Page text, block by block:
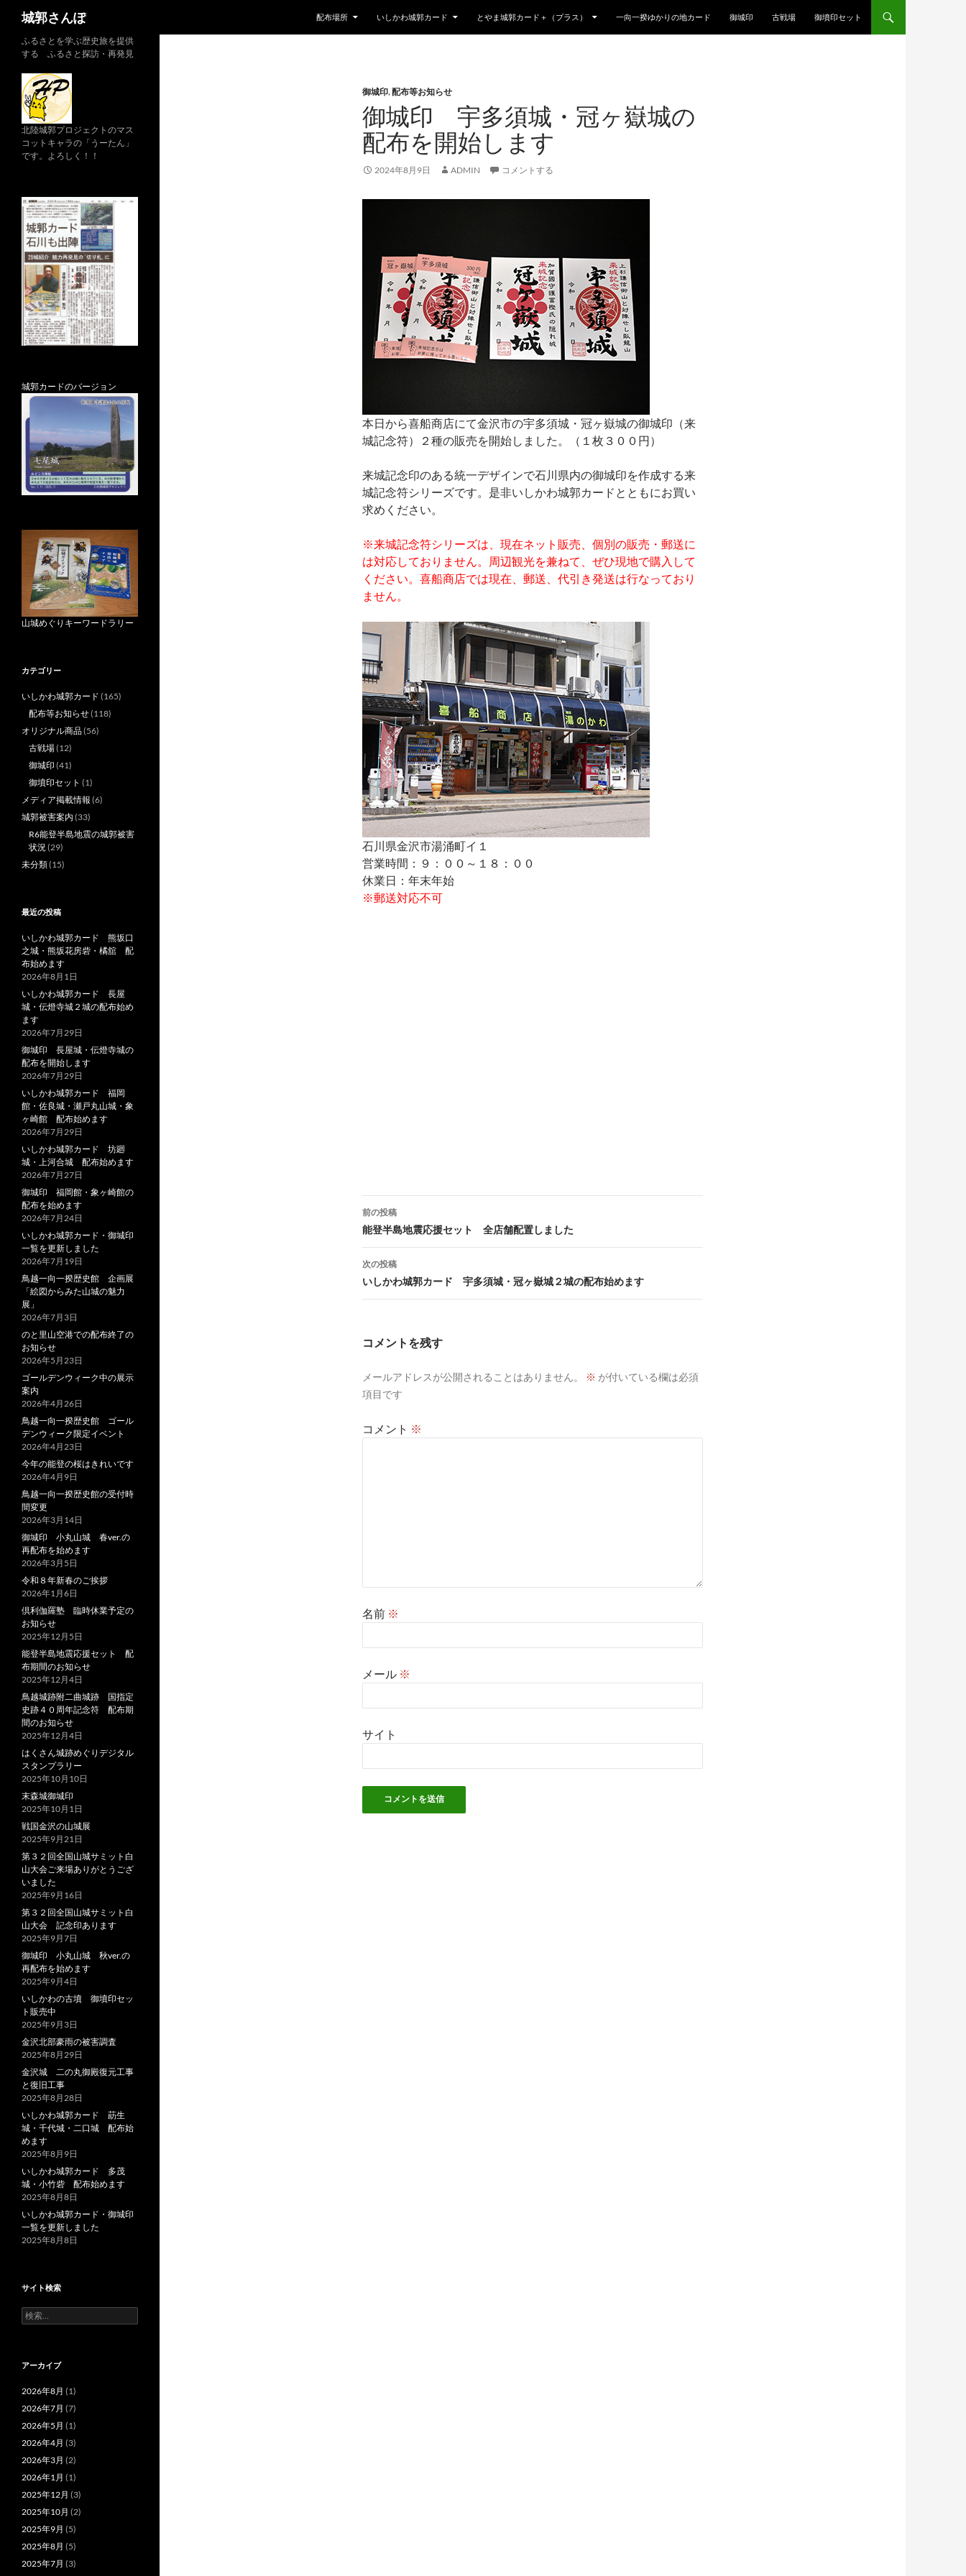
城郭さんぽ 配布場所 いしかわ城郭カード とやま城郭カード＋（プラス） 一向一揆ゆかりの地カード 御城印 古戦場 御墳印セット
御城印,配布等お知らせ
御城印 宇多須城・冠ヶ嶽城の
配布を開始します
2024年8月9日 ADMIN コメントする
本日から喜船商店にて金沢市の宇多須城・冠ヶ嶽城の御城印（来
城記念符）２種の販売を開始しました。（１枚３００円）
来城記念印のある統一デザインで石川県内の御城印を作成する来
城記念符シリーズです。是非いしかわ城郭カードとともにお買い
求めください。
※来城記念符シリーズは、現在ネット販売、個別の販売・郵送に
は対応しておりません。周辺観光を兼ねて、ぜひ現地で購入して
ください。喜船商店では現在、郵送、代引き発送は行なっており
ません。
石川県金沢市湯涌町イ１
営業時間：９：００～１８：００
休業日：年末年始
※郵送対応不可
投
稿
ナ
ビ
ゲ
ョ
前の投稿
能登半島地震応援セット 全店舗配置しました
次の投稿
いしかわ城郭カード 宇多須城・冠ヶ嶽城２城の配布始めます
コメントを残す
メールアドレスが公開されることはありません。 ※ が付いている欄は必須
項目です
コメント ※
名前 ※
メール ※
サイト
ふるさとを学ぶ歴史旅を提供
する ふるさと探訪・再発見
北陸城郭プロジェクトのマス
コットキャラの「うーたん」
です。よろしく！！
城郭カードのバージョン
山城めぐりキーワードラリー
カテゴリー
いしかわ城郭カード (165)
配布等お知らせ(118)
オリジナル商品(56)
古戦場(12)
御城印 (41)
御墳印セット (1)
メディア掲載情報 (6)
城郭被害案内 (33)
R6能登半島地震の城郭被害
状況(29)
未分類(15)
最近の投稿
いしかわ城郭カード 熊坂口
之城・熊坂花房砦・橘舘 配
布始めます
2026年8月1日
いしかわ城郭カード 長屋
城・伝燈寺城２城の配布始め
ます
2026年7月29日
御城印 長屋城・伝燈寺城の
配布を開始します
2026年7月29日
いしかわ城郭カード 福岡
館・佐良城・瀬戸丸山城・象
ヶ崎館 配布始めます
2026年7月29日
いしかわ城郭カード 坊廻
城・上河合城 配布始めます
2026年7月27日
御城印 福岡館・象ヶ崎館の
配布を始めます
2026年7月24日
いしかわ城郭カード・御城印
一覧を更新しました
2026年7月19日
鳥越一向一揆歴史館 企画展
「絵図からみた山城の魅力
展」
2026年7月3日
のと里山空港での配布終了の
お知らせ
2026年5月23日
ゴールデンウィーク中の展示
案内
2026年4月26日
鳥越一向一揆歴史館 ゴール
デンウィーク限定イベント
2026年4月23日
今年の能登の桜はきれいです
2026年4月9日
鳥越一向一揆歴史館の受付時
間変更
2026年3月14日
御城印 小丸山城 春ver.の
再配布を始めます
2026年3月5日
令和８年新春のご挨拶
2026年1月6日
倶利伽羅塾 臨時休業予定の
お知らせ
2025年12月5日
能登半島地震応援セット 配
布期間のお知らせ
2025年12月4日
鳥越城跡附二曲城跡 国指定
史跡４０周年記念符 配布期
間のお知らせ
2025年12月4日
はくさん城跡めぐりデジタル
スタンプラリー
2025年10月10日
末森城御城印
2025年10月1日
戦国金沢の山城展
2025年9月21日
第３２回全国山城サミット白
山大会ご来場ありがとうござ
いました
2025年9月16日
第３２回全国山城サミット白
山大会 記念印あります
2025年9月7日
御城印 小丸山城 秋ver.の
再配布を始めます
2025年9月4日
いしかわの古墳 御墳印セッ
ト販売中
2025年9月3日
金沢北部豪雨の被害調査
2025年8月29日
金沢城 二の丸御殿復元工事
と復旧工事
2025年8月28日
いしかわ城郭カード 莇生
城・千代城・二口城 配布始
めます
2025年8月9日
いしかわ城郭カード 多茂
城・小竹砦 配布始めます
2025年8月8日
いしかわ城郭カード・御城印
一覧を更新しました
2025年8月8日
サイト検索
検
索:
アーカイブ
2026年8月 (1)
2026年7月 (7)
2026年5月 (1)
2026年4月 (3)
2026年3月 (2)
2026年1月 (1)
2025年12月 (3)
2025年10月 (2)
2025年9月 (5)
2025年8月 (5)
2025年7月 (3)